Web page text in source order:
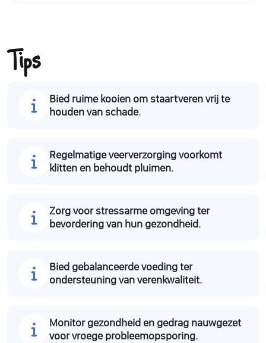
Tips
Bied ruime kooien om staartveren vrij te
houden van schade.
Regelmatige veerverzorging voorkomt
klitten en behoudt pluimen.
Zorg voor stressarme omgeving ter
bevordering van hun gezondheid.
Bied gebalanceerde voeding ter
ondersteuning van verenkwaliteit.
Monitor gezondheid en gedrag nauwgezet
voor vroege probleemopsporing.